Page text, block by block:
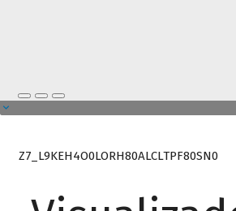
Z7_L9KEH4O0LORH80ALCLTPF80SN0